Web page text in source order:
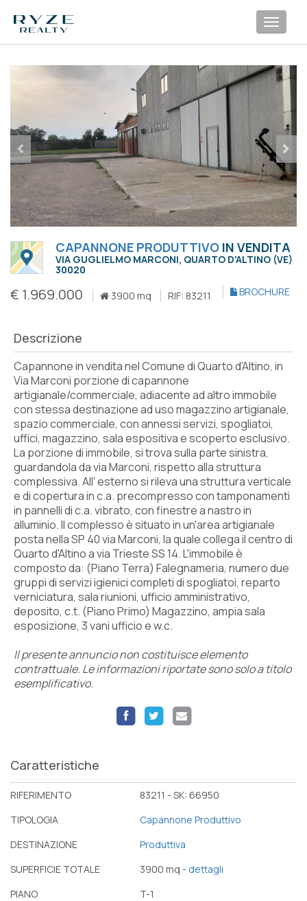
CAPANNONE PRODUTTIVO IN VENDITA
VIA GUGLIELMO MARCONI, QUARTO D'ALTINO (VE)
30020
€ 1.969.000 3900 mq RIF: 83211 BROCHURE
Descrizione
Capannone in vendita nel Comune di Quarto d'Altino, in
Via Marconi porzione di capannone
artigianale/commerciale, adiacente ad altro immobile
con stessa destinazione ad uso magazzino artigianale,
spazio commerciale, con annessi servizi, spogliatoi,
uffici, magazzino, sala espositiva e scoperto esclusivo.
La porzione di immobile, si trova sulla parte sinistra,
guardandola da via Marconi, rispetto alla struttura
complessiva. All' esterno si rileva una struttura verticale
e di copertura in c.a. precompresso con tamponamenti
in pannelli di c.a. vibrato, con finestre a nastro in
alluminio. Il complesso è situato in un'area artigianale
posta nella SP 40 via Marconi, la quale collega il centro di
Quarto d'Altino a via Trieste SS 14. L'immobile è
composto da: (Piano Terra) Falegnameria, numero due
gruppi di servizi igienici completi di spogliatoi, reparto
verniciatura, sala riunioni, ufficio amministrativo,
deposito, c.t. (Piano Primo) Magazzino, ampia sala
esposizione, 3 vani ufficio e w.c.
Il presente annuncio non costituisce elemento
contrattuale. Le informazioni riportate sono solo a titolo
esemplificativo.
Caratteristiche
RIFERIMENTO
83211 - SK: 66950
TIPOLOGIA
Capannone Produttivo
DESTINAZIONE
Produttiva
SUPERFICIE TOTALE
3900 mq - dettagli
PIANO
T-1